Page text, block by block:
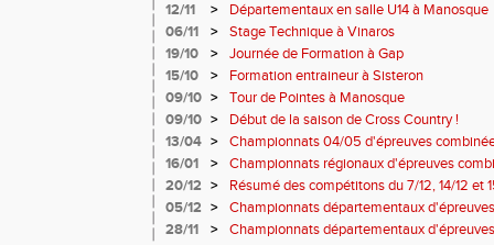
12/11
>
Départementaux en salle U14 à Manosque
06/11
>
Stage Technique à Vinaros
19/10
>
Journée de Formation à Gap
15/10
>
Formation entraineur à Sisteron
09/10 >
Tour de Pointes à Manosque
09/10 >
Début de la saison de Cross Country !
13/04 >
Championnats 04/05 d'épreuves
16/01
>
Championnats régionaux d'épreuves
20/12 >
Résumé des compétitons du 7/12, 14/12 et
05/12 >
Championnats départementaux
Miramas
28/11 >
Championnats départementaux